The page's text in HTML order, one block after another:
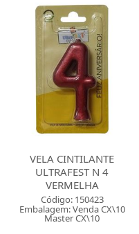
VELA CINTILANTE
ULTRAFEST N 4
VERMELHA
Código: 150423
Embalagem: Venda CX\10
Master CX\10